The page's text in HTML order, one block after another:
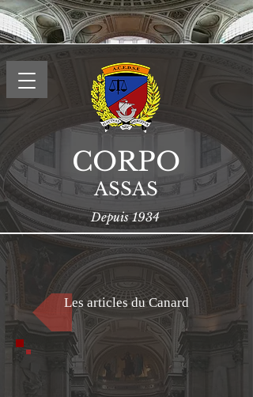
ASSAS
CORPO
Depuis 1934
Les articles du Canard